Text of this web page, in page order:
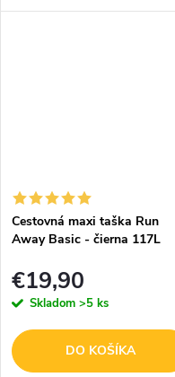
ideálna na krátke cesty a
Cestovná maxi taška Run
Away Basic - čierna 117L
€19,90
Skladom >5 ks
DO KOŠÍKA